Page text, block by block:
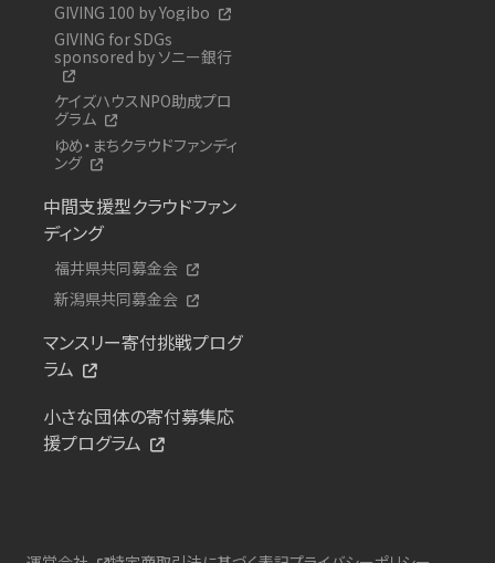
GIVING 100 by Yogibo
GIVING for SDGs
sponsored by ソニー銀行
ケイズハウスNPO助成プロ
グラム
ゆめ・まちクラウドファンディ
ング
中間支援型クラウドファン
ディング
福井県共同募金会
新潟県共同募金会
マンスリー寄付挑戦プログ
ラム
小さな団体の寄付募集応
援プログラム